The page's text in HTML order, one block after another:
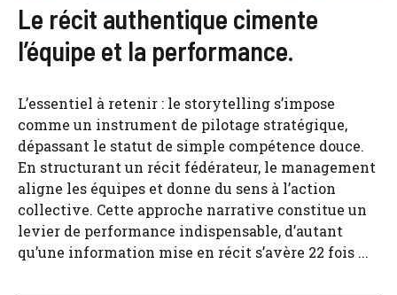
Le récit authentique cimente
l’équipe et la performance.
L’essentiel à retenir : le storytelling s’impose
comme un instrument de pilotage stratégique,
dépassant le statut de simple compétence douce.
En structurant un récit fédérateur, le management
aligne les équipes et donne du sens à l’action
collective. Cette approche narrative constitue un
levier de performance indispensable, d’autant
qu’une information mise en récit s’avère 22 fois ...